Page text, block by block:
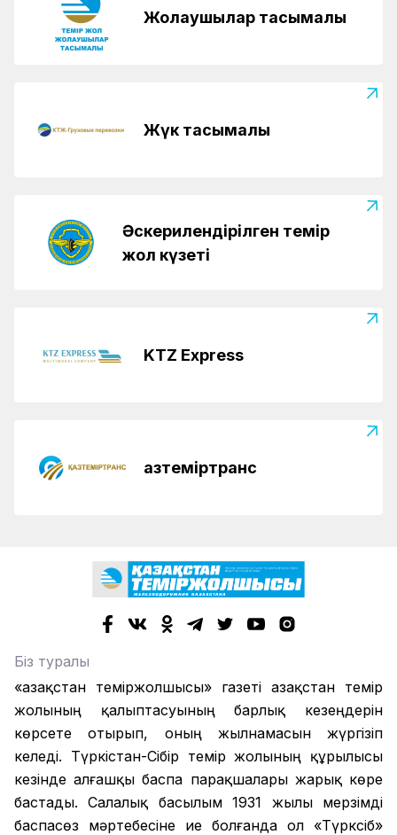
Жолаушылар тасымалы
Жүк тасымалы
Әскерилендірілген темір
жол күзеті
KTZ Express
Қазтеміртранс
Біз туралы
«Қазақстан теміржолшысы» газеті Қазақстан темір
жолының қалыптасуының барлық кезеңдерін
көрсете отырып, оның жылнамасын жүргізіп
келеді. Түркістан-Сібір темір жолының құрылысы
кезінде алғашқы баспа парақшалары жарық көре
бастады. Салалық басылым 1931 жылы мерзімді
баспасөз мәртебесіне ие болғанда ол «Түрксіб»